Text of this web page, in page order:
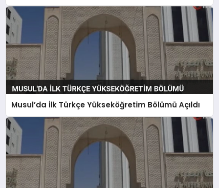
Musul’da İlk Türkçe Yükseköğretim Bölümü Açıldı